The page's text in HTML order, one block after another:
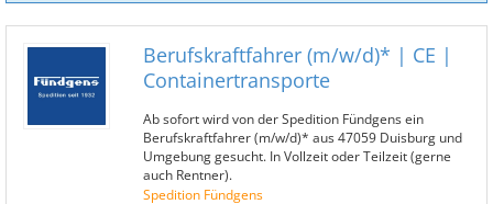
Berufskraftfahrer (m/w/d)* | CE |
Containertransporte
Ab sofort wird von der Spedition Fündgens ein
Berufskraftfahrer (m/w/d)* aus 47059 Duisburg und
Umgebung gesucht. In Vollzeit oder Teilzeit (gerne
auch Rentner).
Spedition Fündgens